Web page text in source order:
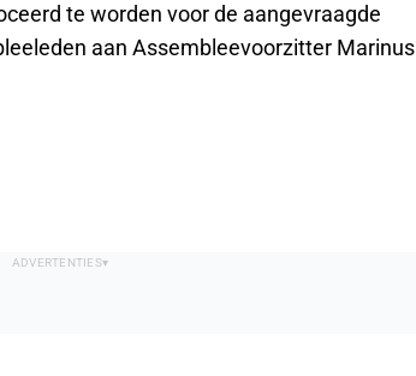
te worden voor de aangevraagde
aan Assembleevoorzitter Marinus